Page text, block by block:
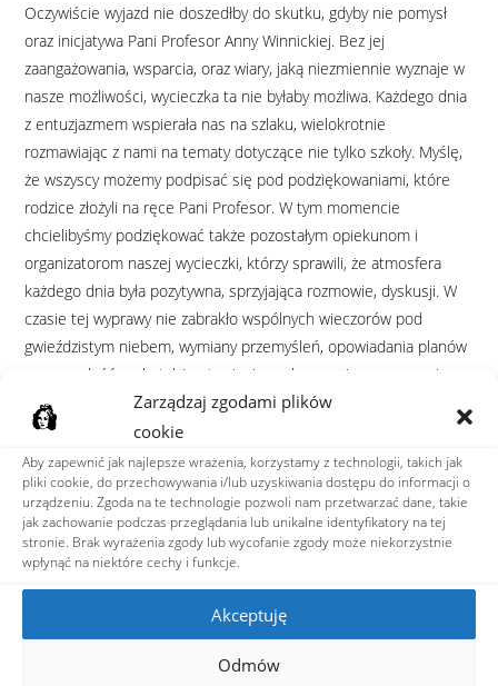
Zarządzaj zgodami plików
cookie
Aby zapewnić jak najlepsze wrażenia, korzystamy z technologii, takich jak
pliki cookie, do przechowywania i/lub uzyskiwania dostępu do informacji o
urządzeniu. Zgoda na te technologie pozwoli nam przetwarzać dane, takie
jak zachowanie podczas przeglądania lub unikalne identyfikatory na tej
stronie. Brak wyrażenia zgody lub wycofanie zgody może niekorzystnie
wpłynąć na niektóre cechy i funkcje.
Akceptuję
Odmów
Oczywiście wyjazd nie doszedłby do skutku, gdyby nie pomysł
oraz inicjatywa Pani Profesor Anny Winnickiej. Bez jej
zaangażowania, wsparcia, oraz wiary, jaką niezmiennie wyznaje w
nasze możliwości, wycieczka ta nie byłaby możliwa. Każdego dnia
z entuzjazmem wspierała nas na szlaku, wielokrotnie
rozmawiając z nami na tematy dotyczące nie tylko szkoły. Myślę,
że wszyscy możemy podpisać się pod podziękowaniami, które
rodzice złożyli na ręce Pani Profesor. W tym momencie
chcielibyśmy podziękować także pozostałym opiekunom i
organizatorom naszej wycieczki, którzy sprawili, że atmosfera
każdego dnia była pozytywna, sprzyjająca rozmowie, dyskusji. W
czasie tej wyprawy nie zabrakło wspólnych wieczorów pod
gwieździstym niebem, wymiany przemyśleń, opowiadania planów
na przyszłość…, ale także stawiania czoła poważnym wyzwaniom…
pozostanie w
mojej pamięci.
Na zakończenie
sparafrazować
Sztaudyngera, który często mawiał, że „skądkolwiek wieje wiatr,
zawsze ma zapach Tatr”. Oby wiatr, niezależnie od tego skąd